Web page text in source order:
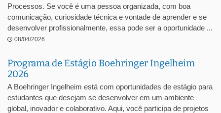
Processos. Se você é uma pessoa organizada, com boa
comunicação, curiosidade técnica e vontade de aprender e se
desenvolver profissionalmente, essa pode ser a oportunidade ...
08/04/2026
Programa de Estágio Boehringer Ingelheim
2026
A Boehringer Ingelheim está com oportunidades de estágio para
estudantes que desejam se desenvolver em um ambiente
global, inovador e colaborativo. Aqui, você participa de projetos